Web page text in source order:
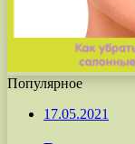
Популярное
17.05.2021